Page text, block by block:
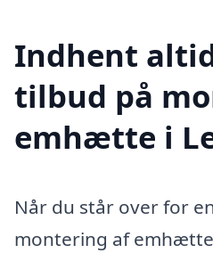
Indhent
tilbud på
emhætte i
Når du står over for
montering af